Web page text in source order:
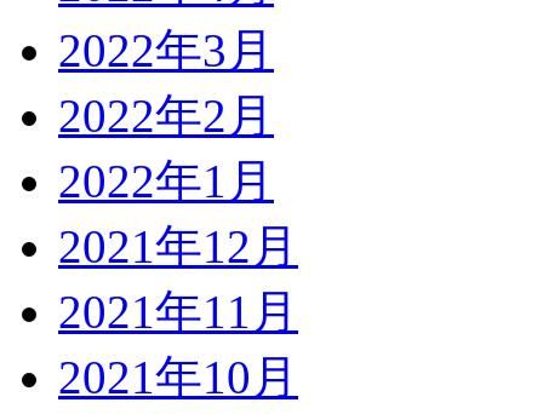
2022年3月
2022年2月
2022年1月
2021年12月
2021年11月
2021年10月